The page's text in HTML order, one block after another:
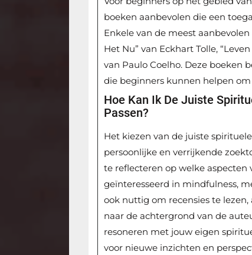
boeken aanbevolen die een
Enkele van de meest
Het Nu” van Eckhart Tolle,
van Paulo Coelho. Deze boeken
die beginners kunnen helpen
Hoe Kan Ik De Juiste
Passen?
Het kiezen van de juiste
persoonlijke en verrijkende
te reflecteren op welke
geïnteresseerd in mindfulness,
ook nuttig om recensies te
naar de achtergrond van de
resoneren met jouw eigen
voor nieuwe inzichten en